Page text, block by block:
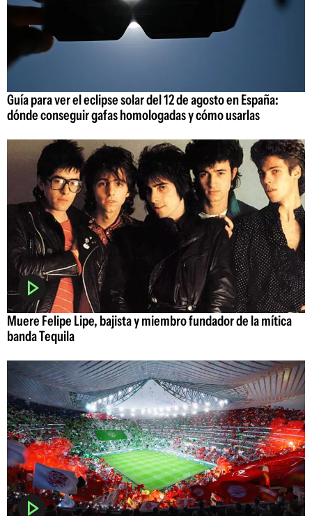
Guía para ver el eclipse solar del 12 de agosto en España:
dónde conseguir gafas homologadas y cómo usarlas
Muere Felipe Lipe, bajista y miembro fundador de la mítica
banda Tequila